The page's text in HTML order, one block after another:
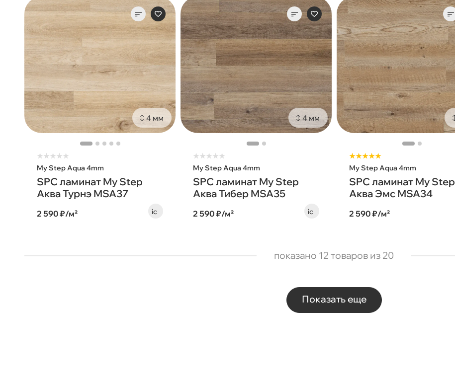
4 мм
★★★★★
My Step Aqua 4mm
SPC ламинат My Step
Аква Турнэ MSA37
2 590 ₽/м²
4 мм
★★★★★
My Step Aqua 4mm
SPC ламинат My Step
Аква Тибер MSA35
2 590 ₽/м²
★★★★★
My Step Aqua 4mm
SPC ламинат My Step
Аква Эмс MSA34
2 590 ₽/м²
показано 12 товаров из 20
Показать еще